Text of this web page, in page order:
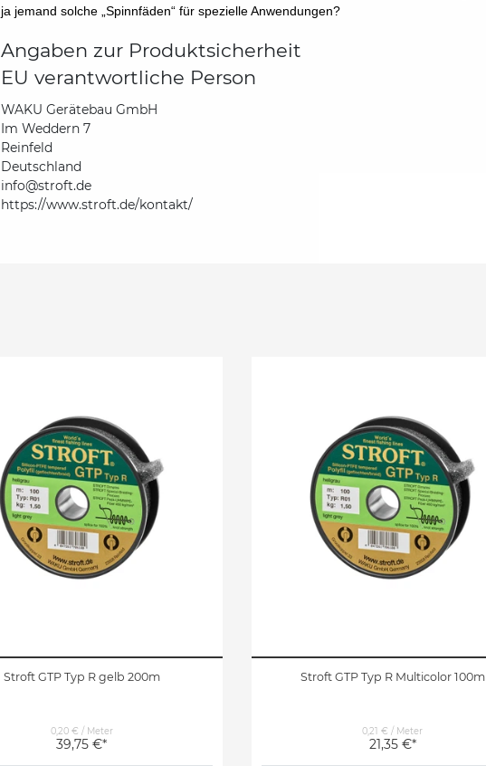
ja jemand solche „Spinnfäden“ für spezielle Anwendungen?
Angaben zur Produktsicherheit
EU verantwortliche Person
WAKU Gerätebau GmbH
Im Weddern 7
Reinfeld
Deutschland
info@stroft.de
https://www.stroft.de/kontakt/
Stroft GTP Typ R gelb 200m
0,20 € / Meter
39,75 €*
Stroft GTP Typ R Multicolor 100m
0,21 € / Meter
21,35 €*